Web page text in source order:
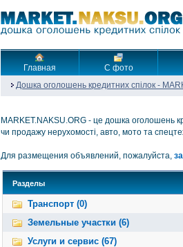
Главная С фото
Дошка оголошень кредитних спілок -
MARKET.NAKSU.ORG - це дошка оголошень
чи продажу нерухомості, авто, мото та
Для размещения объявлений, пожалуйста,
Разделы
Транспорт (0)
Земельные участки (6)
Услуги и сервис (67)